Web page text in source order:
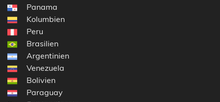
Panama
Kolumbien
Peru
Brasilien
Argentinien
Venezuela
Bolivien
Paraguay